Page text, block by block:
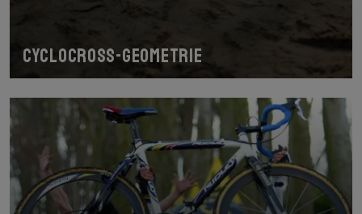
Cyclocross-Geometrie